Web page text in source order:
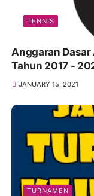
TENNIS
Anggaran Dasar
Tahun 2017 -
JANUARY 15, 2021
TURNAMEN